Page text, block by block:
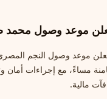
موعد وصول محمد
موعد وصول النجم
مساءً، مع إجراءات أمان
مالية.